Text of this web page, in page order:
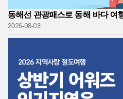
동해선 관광패스로 동해 바다 여
2026-08-03